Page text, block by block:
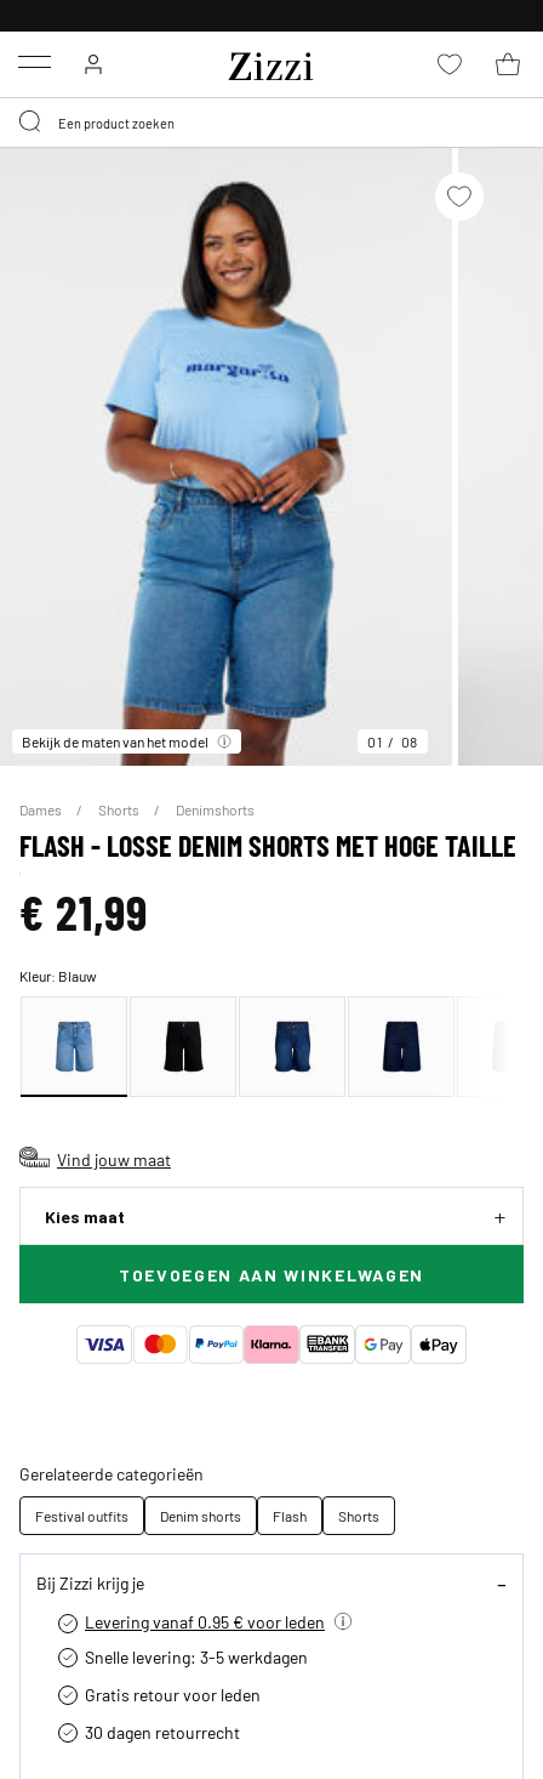
Menu
Bekijk de maten van het model 01 08
Dames Shorts Denimshorts
FLASH - LOSSE DENIM SHORTS MET HOGE TAILLE
€ 21,99
Kleur: Blauw
Vind jouw maat
Kies maat
TOEVOEGEN AAN WINKELWAGEN
Gerelateerde categorieën
Festival outfits Denim shorts Flash Shorts
Bij Zizzi krijg je
Levering vanaf 0.95 € voor leden
Snelle levering: 3-5 werkdagen
Gratis retour voor leden
30 dagen retourrecht­